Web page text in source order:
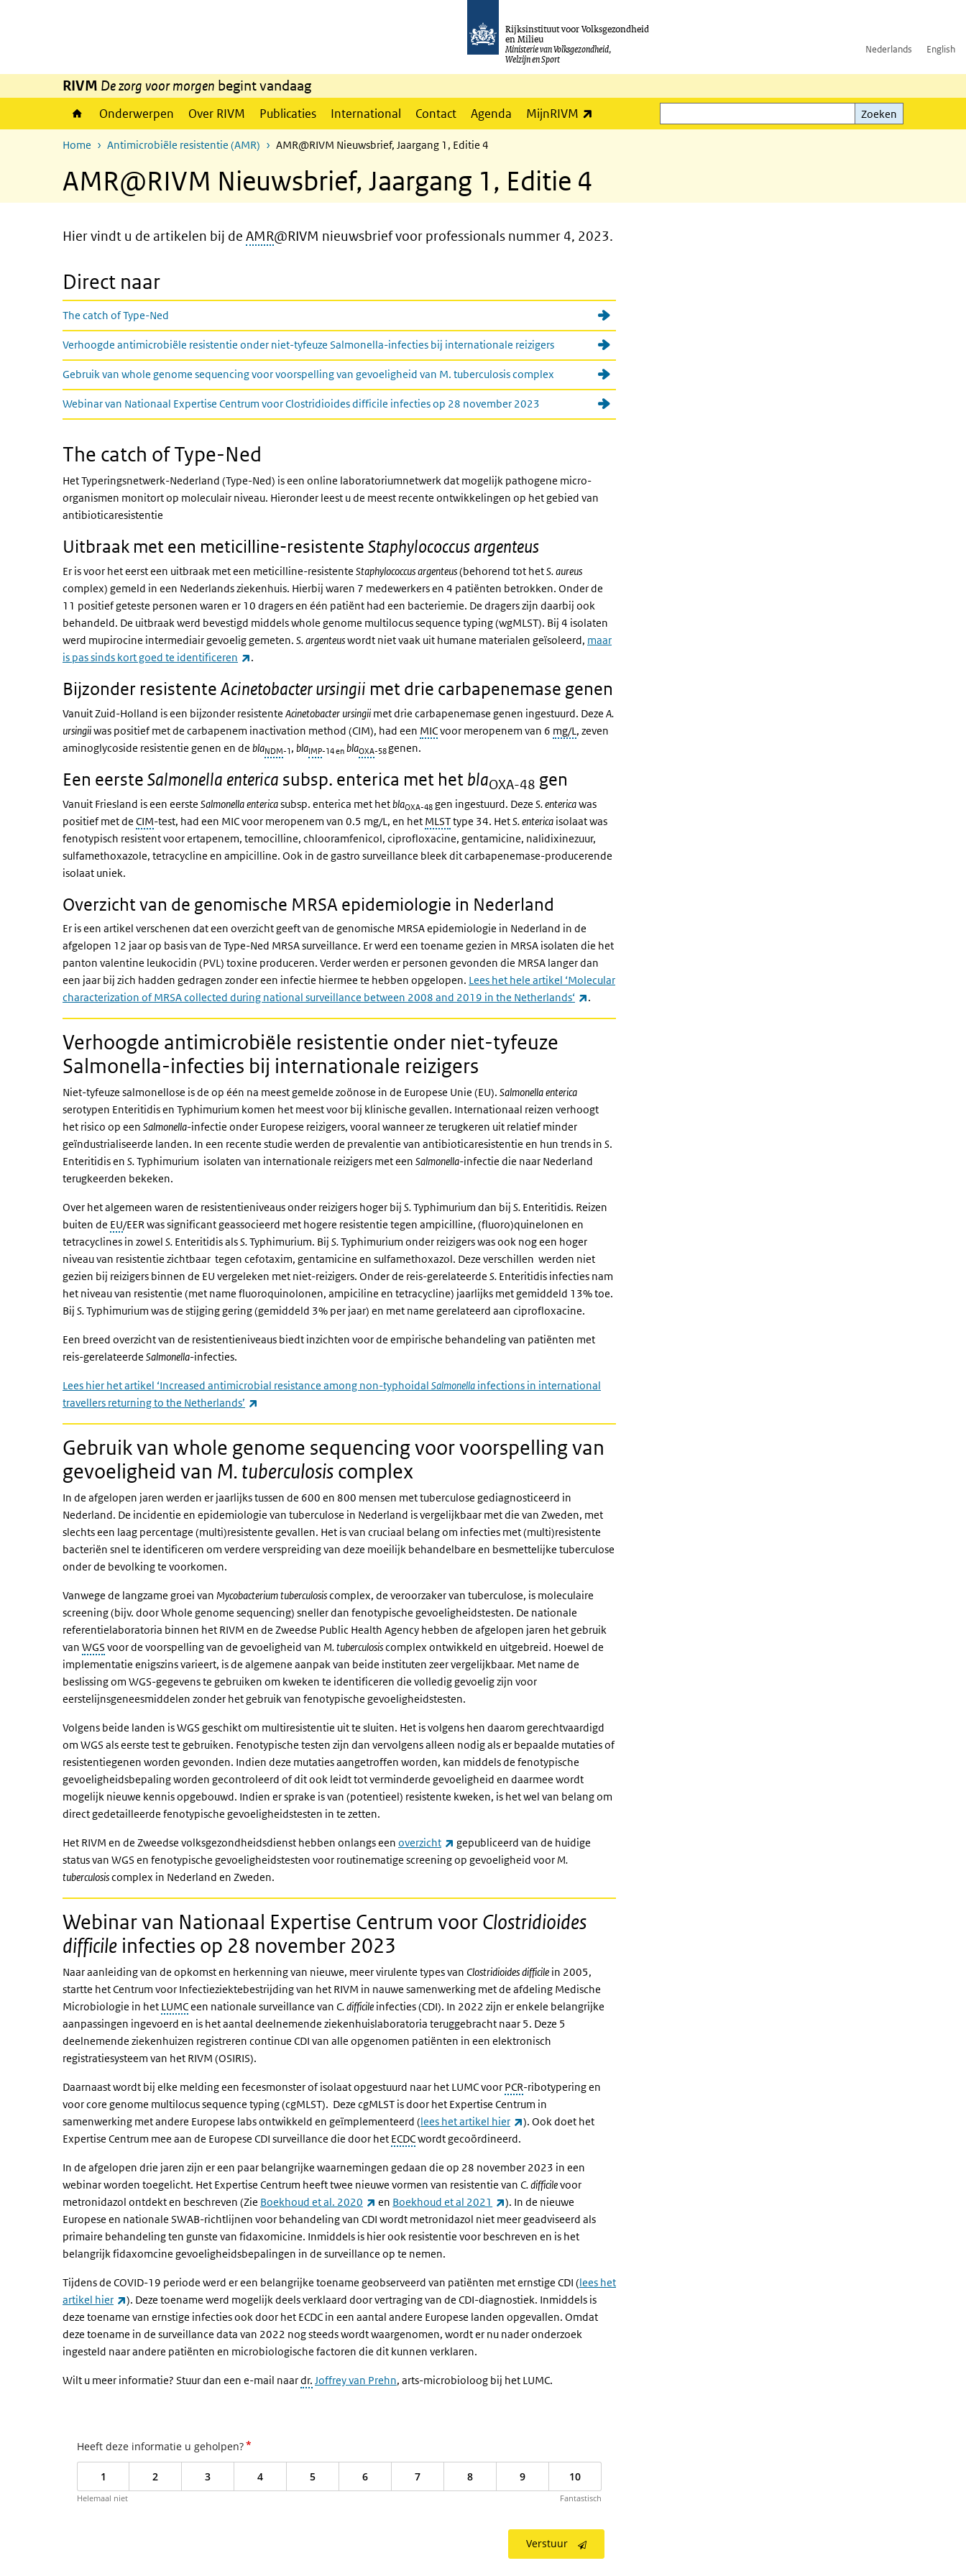
Rijksinstituut voor Volksgezondheid
en Milieu
Ministerie van Volksgezondheid,
Welzijn en Sport
Nederlands English
RIVM De zorg voor morgen begint vandaag
Onderwerpen Over RIVM Publicaties International Contact Agenda MijnRIVM
Zoeken
Zoeken
Home Antimicrobiële resistentie (AMR) AMR@RIVM Nieuwsbrief, Jaargang 1, Editie 4
AMR@RIVM Nieuwsbrief, Jaargang 1, Editie 4
Hier vindt u de artikelen bij de AMR@RIVM nieuwsbrief voor professionals nummer 4, 2023.
Direct naar
The catch of Type-Ned
Verhoogde antimicrobiële resistentie onder niet-tyfeuze Salmonella-infecties bij internationale reizigers
Gebruik van whole genome sequencing voor voorspelling van gevoeligheid van M. tuberculosis complex
Webinar van Nationaal Expertise Centrum voor Clostridioides difficile infecties op 28 november 2023
The catch of Type-Ned
Het Typeringsnetwerk-Nederland (Type-Ned) is een online laboratoriumnetwerk dat mogelijk pathogene micro-
organismen monitort op moleculair niveau. Hieronder leest u de meest recente ontwikkelingen op het gebied van
antibioticaresistentie
Uitbraak met een meticilline-resistente Staphylococcus argenteus
Er is voor het eerst een uitbraak met een meticilline-resistente Staphylococcus argenteus(behorend tot hetS. aureus
complex) gemeld in een Nederlands ziekenhuis. Hierbij waren 7 medewerkers en 4 patiënten betrokken. Onder de
11 positief geteste personen waren er 10 dragers en één patiënt had een bacteriemie. De dragers zijn daarbij ook
behandeld. De uitbraak werd bevestigd middels whole genome multilocus sequence typing(wgMLST). Bij 4 isolaten
werd mupirocine intermediair gevoelig gemeten. S. argenteuswordt niet vaak uit humane materialen geïsoleerd, maar
is pas sinds kort goed te identificeren
(externe link)
.
Bijzonder resistente Acinetobacter ursingii met drie carbapenemase genen
Vanuit Zuid-Holland is een bijzonder resistente Acinetobacter ursingii met drie carbapenemase genen ingestuurd. Deze A.
ursingiiwas positief met de carbapenem inactivation method (CIM), had een MICvoor meropenem van 6 mg/L, zeven
aminoglycoside resistentie genen en de blaNDM-1, blaIMP-14 enblaOXA-58genen.
Een eerste Salmonella enterica subsp. enterica met het blaOXA-48 gen
Vanuit Friesland is een eerste Salmonella entericasubsp. enterica met hetblaOXA-48gen ingestuurd. Deze S. entericawas
positief met de CIM-test, had een MIC voor meropenem van 0.5 mg/L, en het MLSTtype 34. HetS. enterica isolaat was
fenotypisch resistent voor ertapenem, temocilline, chlooramfenicol, ciprofloxacine, gentamicine, nalidixinezuur,
sulfamethoxazole, tetracycline en ampicilline. Ook in de gastro surveillance bleek dit carbapenemase-producerende
isolaat uniek.
Overzicht van de genomische MRSA epidemiologie in Nederland
Er is een artikel verschenen dat een overzicht geeft van de genomische MRSA epidemiologie in Nederland in de
afgelopen 12 jaar op basis van de Type-Ned MRSA surveillance. Er werd een toename gezien in MRSA isolaten die het
panton valentine leukocidin (PVL) toxine produceren. Verder werden er personen gevonden die MRSA langer dan
een jaar bij zich hadden gedragen zonder een infectie hiermee te hebben opgelopen. Lees het hele artikel ‘Molecular
characterization of MRSA collected during national surveillance between 2008 and 2019 in the Netherlands‘
(externe link)
.
Verhoogde antimicrobiële resistentie onder niet-tyfeuze
Salmonella-infecties bij internationale reizigers
Niet-tyfeuze salmonellose is de op één na meest gemelde zoönose in de Europese Unie (EU). Salmonella enterica
serotypen Enteritidis en Typhimurium komen het meest voor bij klinische gevallen. Internationaal reizen verhoogt
het risico op een Salmonella-infectie onder Europese reizigers, vooral wanneer ze terugkeren uit relatief minder
geïndustrialiseerde landen. In een recente studie werden de prevalentie van antibioticaresistentie en hun trends in S.
Enteritidis en S.Typhimurium isolaten van internationale reizigers met een Salmonella-infectie die naar Nederland
terugkeerden bekeken.
Over het algemeen waren de resistentieniveaus onder reizigers hoger bij S.Typhimurium dan bij S. Enteritidis. Reizen
buiten de EU/EER was significant geassocieerd met hogere resistentie tegen ampicilline, (fluoro)quinelonen en
tetracyclines in zowel S. Enteritidis alsS.Typhimurium. Bij S.Typhimurium onder reizigers was ook nog een hoger
niveau van resistentie zichtbaar tegen cefotaxim, gentamicine en sulfamethoxazol. Deze verschillen werden niet
gezien bij reizigers binnen de EU vergeleken met niet-reizigers. Onder de reis-gerelateerde S. Enteritidis infecties nam
het niveau van resistentie (met name fluoroquinolonen, ampiciline en tetracycline) jaarlijks met gemiddeld 13% toe.
Bij S.Typhimurium was de stijging gering (gemiddeld 3% per jaar) en met name gerelateerd aan ciprofloxacine.
Een breed overzicht van de resistentieniveaus biedt inzichten voor de empirische behandeling van patiënten met
reis-gerelateerde Salmonella-infecties.
Lees hier het artikel ‘Increased antimicrobial resistance among non-typhoidal Salmonella infections in international
travellers returning to the Netherlands’
Gebruik van whole genome sequencing voor voorspelling van
gevoeligheid van M. tuberculosis complex
In de afgelopen jaren werden er jaarlijks tussen de 600 en 800 mensen met tuberculose gediagnosticeerd in
Nederland. De incidentie en epidemiologie van tuberculose in Nederland is vergelijkbaar met die van Zweden, met
slechts een laag percentage (multi)resistente gevallen. Het is van cruciaal belang om infecties met (multi)resistente
bacteriën snel te identificeren om verdere verspreiding van deze moeilijk behandelbare en besmettelijke tuberculose
onder de bevolking te voorkomen.
Vanwege de langzame groei van Mycobacterium tuberculosiscomplex, de veroorzaker van tuberculose, is moleculaire
screening (bijv. door Whole genome sequencing) sneller dan fenotypische gevoeligheidstesten. De nationale
referentielaboratoria binnen het RIVM en de Zweedse Public Health Agency hebben de afgelopen jaren het gebruik
van WGS voor de voorspelling van de gevoeligheid van M. tuberculosiscomplex ontwikkeld en uitgebreid. Hoewel de
implementatie enigszins varieert, is de algemene aanpak van beide instituten zeer vergelijkbaar. Met name de
beslissing om WGS-gegevens te gebruiken om kweken te identificeren die volledig gevoelig zijn voor
eerstelijnsgeneesmiddelen zonder het gebruik van fenotypische gevoeligheidstesten.
Volgens beide landen is WGS geschikt om multiresistentie uit te sluiten. Het is volgens hen daarom gerechtvaardigd
om WGS als eerste test te gebruiken. Fenotypische testen zijn dan vervolgens alleen nodig als er bepaalde mutaties of
resistentiegenen worden gevonden. Indien deze mutaties aangetroffen worden, kan middels de fenotypische
gevoeligheidsbepaling worden gecontroleerd of dit ook leidt tot verminderde gevoeligheid en daarmee wordt
mogelijk nieuwe kennis opgebouwd. Indien er sprake is van (potentieel) resistente kweken, is het wel van belang om
direct gedetailleerde fenotypische gevoeligheidstesten in te zetten.
Het RIVM en de Zweedse volksgezondheidsdienst hebben onlangs een overzicht (externe link)
gepubliceerd van de huidige
status van WGS en fenotypische gevoeligheidstesten voor routinematige screening op gevoeligheid voorM.
tuberculosiscomplex in Nederland en Zweden.
Webinar van Nationaal Expertise Centrum voor Clostridioides
difficile infecties op 28 november 2023
Naar aanleiding van de opkomst en herkenning van nieuwe, meer virulente types van Clostridioidesdifficile in 2005,
startte het Centrum voor Infectieziektebestrijding van het RIVM in nauwe samenwerking met de afdeling Medische
Microbiologie in het LUMCeen nationale surveillance van C. difficile infecties (CDI). In 2022 zijn er enkele belangrijke
aanpassingen ingevoerd en is het aantal deelnemende ziekenhuislaboratoria teruggebracht naar 5. Deze 5
deelnemende ziekenhuizen registreren continue CDI van alle opgenomen patiënten in een elektronisch
registratiesysteem van het RIVM (OSIRIS).
Daarnaast wordt bij elke melding een fecesmonster of isolaat opgestuurd naar het LUMC voor PCR-ribotypering en
voorcore genome multilocus sequence typing (cgMLST). Deze cgMLST is door het Expertise Centrum in
samenwerking met andere Europese labs ontwikkeld en geïmplementeerd (lees het artikel hier (externe link)
). Ook doet het
Expertise Centrum mee aan de Europese CDI surveillance die door het ECDCwordt gecoördineerd.
In de afgelopen drie jaren zijn er een paar belangrijke waarnemingen gedaan die op 28 november 2023 in een
webinar worden toegelicht. Het Expertise Centrum heeft twee nieuwe vormen van resistentie van C. difficilevoor
metronidazol ontdekt en beschreven (Zie Boekhoud et al. 2020 (externe link)
en Boekhoud et al 2021 (externe link)
). In de nieuwe
Europese en nationale SWAB-richtlijnen voor behandeling van CDI wordt metronidazol niet meer geadviseerd als
primaire behandeling ten gunste van fidaxomicine. Inmiddels is hier ook resistentie voor beschreven en is het
belangrijk fidaxomcine gevoeligheidsbepalingen in de surveillance op te nemen.
Tijdens de COVID-19 periode werd er een belangrijke toename geobserveerd van patiënten met ernstige CDI (lees het
artikel hier
(externe link)
). Deze toenamewerd mogelijk deels verklaard doorvertraging van de CDI-diagnostiek. Inmiddels is
deze toename van ernstige infecties ook door het ECDC in een aantal andere Europese landen opgevallen. Omdat
deze toename in de surveillance data van 2022 nog steeds wordt waargenomen, wordt er nu nader onderzoek
ingesteld naar andere patiënten en microbiologische factoren die dit kunnen verklaren.
Wilt u meer informatie? Stuur dan een e-mail naardr. Joffrey van Prehn, arts-microbioloog bij het LUMC.
Heeft deze informatie u geholpen?*
1 2 3 4 5 6 7 8 9 10
Helemaal niet Fantastisch
Verstuur